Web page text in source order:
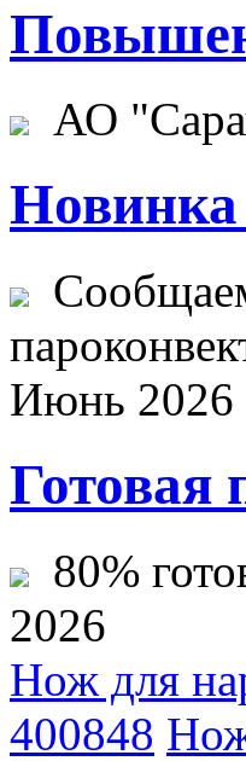
АО
Новинка
Июнь 2026
Готовая
80%
2026
Нож для
400848